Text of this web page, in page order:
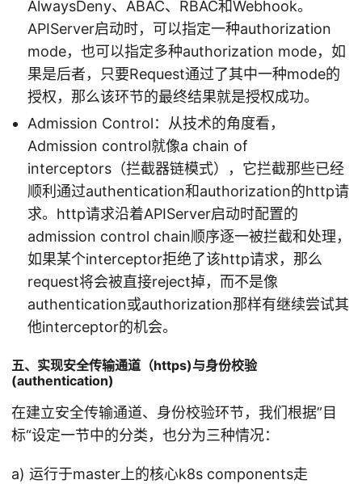
AlwaysDeny、ABAC、RBAC和Webhook。
APIServer启动时，可以指定一种authorization
mode，也可以指定多种authorization mode，如
果是后者，只要Request通过了其中一种mode的
授权，那么该环节的最终结果就是授权成功。
Admission Control：从技术的角度看，
Admission control就像a chain of
interceptors（拦截器链模式），它拦截那些已经
顺利通过authentication和authorization的http请
求。http请求沿着APIServer启动时配置的
admission control chain顺序逐一被拦截和处理，
如果某个interceptor拒绝了该http请求，那么
request将会被直接reject掉，而不是像
authentication或authorization那样有继续尝试其
他interceptor的机会。
五、实现安全传输通道（https)与身份校验
(authentication)
在建立安全传输通道、身份校验环节，我们根据”目
标“设定一节中的分类，也分为三种情况：
a) 运行于master上的核心k8s components走